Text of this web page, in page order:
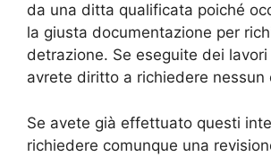
da una ditta qualificata poiché
la giusta documentazione per
detrazione. Se eseguite dei
avrete diritto a richiedere nessun
Se avete già effettuato questi
richiedere comunque una